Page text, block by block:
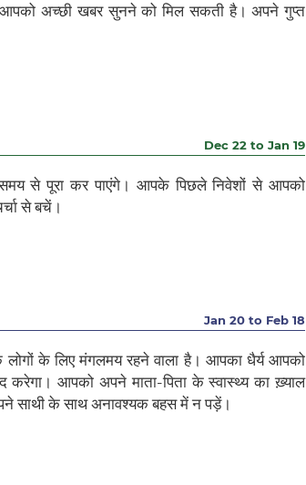
आपको अच्छी खबर सुनने को मिल सकती है। अपने गुप्त
Dec 22 to Jan 19
से पूरा कर पाएंगे। आपके पिछले निवेशों से आपको
से बचें।
Jan 20 to Feb 18
के लिए मंगलमय रहने वाला है। आपका धैर्य आपको
करेगा। आपको अपने माता-पिता के स्वास्थ्य का ख़्याल
साथी के साथ अनावश्यक बहस में न पड़ें।